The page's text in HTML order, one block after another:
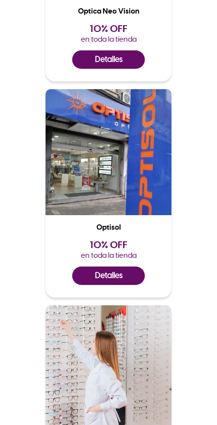
Optica Neo Vision
10% OFF
en toda la tienda
Detalles
Optisol
10% OFF
en toda la tienda
Detalles